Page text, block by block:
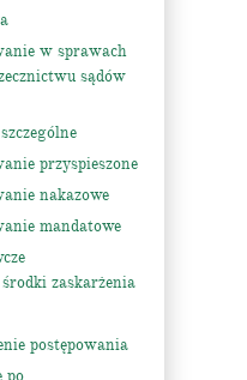
w sprawach
sądów
przyspieszone
nakazowe
mandatowe
zaskarżenia
postępowania
po